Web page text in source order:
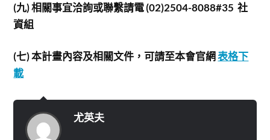
(九) 相關事宜洽詢或聯繫請電 (02)2504-8088#35 社
資組
(七) 本計畫內容及相關文件，可請至本會官網表格下
載
尤英夫